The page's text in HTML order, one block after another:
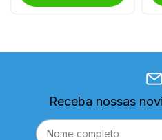
Receba nossas